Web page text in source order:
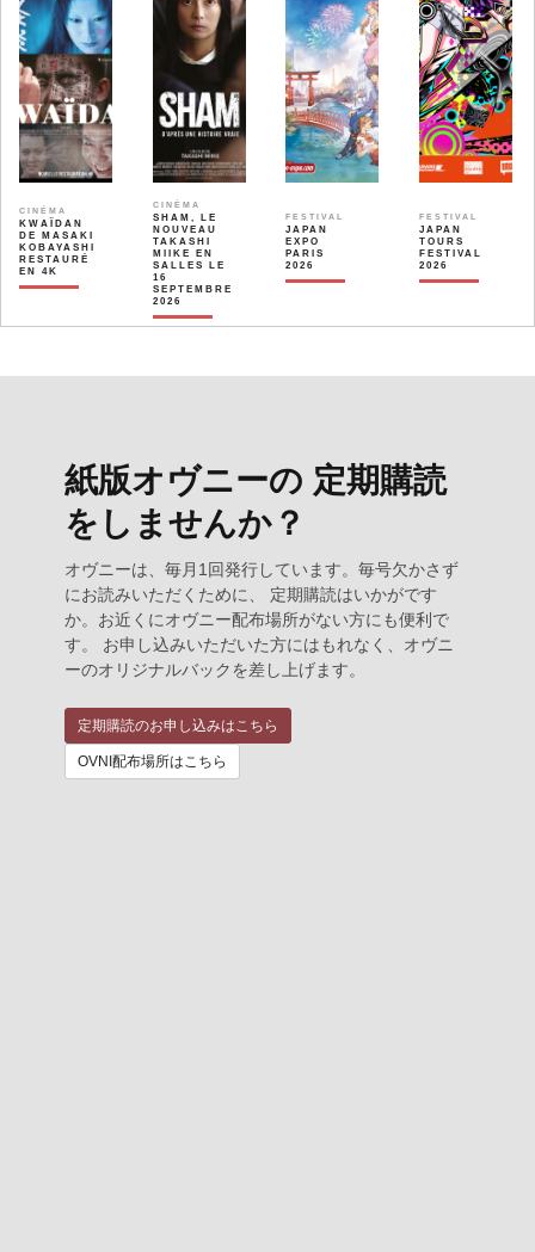
CINÉMA
KWAÏDAN
DE MASAKI
KOBAYASHI
RESTAURÉ
EN 4K
CINÉMA
SHAM, LE
NOUVEAU
TAKASHI
MIIKE EN
SALLES LE
16
SEPTEMBRE
2026
FESTIVAL
JAPAN
EXPO
PARIS
2026
FESTIVAL
JAPAN
TOURS
FESTIVAL
2026
紙版オヴニーの 定期購読
をしませんか？
オヴニーは、毎月1回発行しています。毎号欠かさず
にお読みいただくために、 定期購読はいかがです
か。お近くにオヴニー配布場所がない方にも便利で
す。 お申し込みいただいた方にはもれなく、オヴニ
ーのオリジナルバックを差し上げます。
定期購読のお申し込みはこちら
OVNI配布場所はこちら